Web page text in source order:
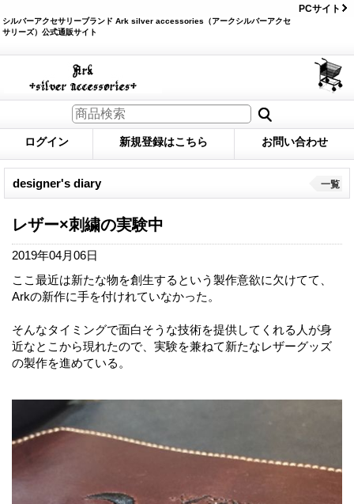
シルバーアクセサリーブランド Ark silver accessories（アークシルバーアクセ
サリーズ）公式通販サイト
PCサイト
ログイン 新規登録はこちら お問い合わせ
designer's diary 一覧
レザー×刺繍の実験中
2019年04月06日
ここ最近は新たな物を創生するという製作意欲に欠けてて、
Arkの新作に手を付けれていなかった。
そんなタイミングで面白そうな技術を提供してくれる人が身
近なとこから現れたので、実験を兼ねて新たなレザーグッズ
の製作を進めている。